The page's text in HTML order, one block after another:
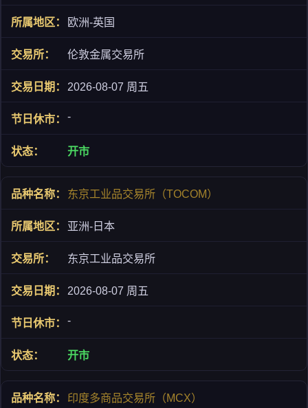
欧洲-英国
伦敦金属交易所
2026-08-07 周五
-
开市
东京工业品交易所（TOCOM）
亚洲-日本
东京工业品交易所
2026-08-07 周五
-
开市
印度多商品交易所（MCX）